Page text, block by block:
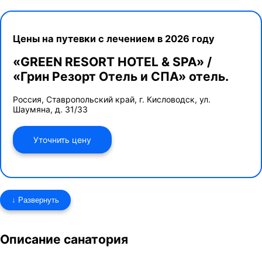
Цены на путевки с лечением в 2026 году
«GREEN RESORT HOTEL & SPA» /
«Грин Резорт Отель и СПА» отель.
Россия, Ставропольский край, г. Кисловодск, ул.
Шаумяна, д. 31/33
Уточнить цену
↓ Развернуть
Описание санатория